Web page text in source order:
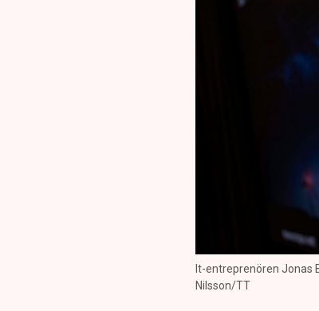
It-entreprenören Jonas
Nilsson/TT